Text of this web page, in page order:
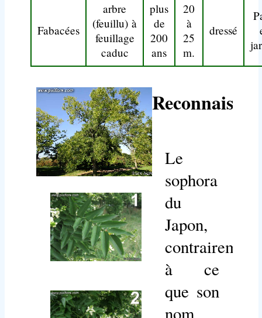
Fabacées
arbre
(feuillu) à
feuillage
caduc
plus
de
200
ans
20
à
25
m.
dressé
Le
sophora
du
Japon,
contrairement
à ce
que son
nom